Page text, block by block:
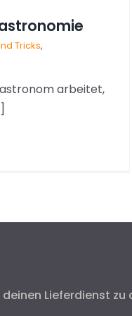
Tricks,
arbeitet,
Lieferdienst